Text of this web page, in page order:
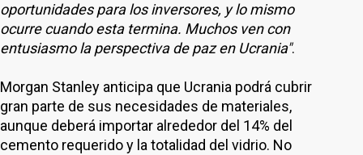
oportunidades para los inversores, y lo mismo
ocurre cuando esta termina. Muchos ven con
entusiasmo la perspectiva de paz en Ucrania".
Morgan Stanley anticipa que Ucrania podrá cubrir
gran parte de sus necesidades de materiales,
aunque deberá importar alrededor del 14% del
cemento requerido y la totalidad del vidrio. No